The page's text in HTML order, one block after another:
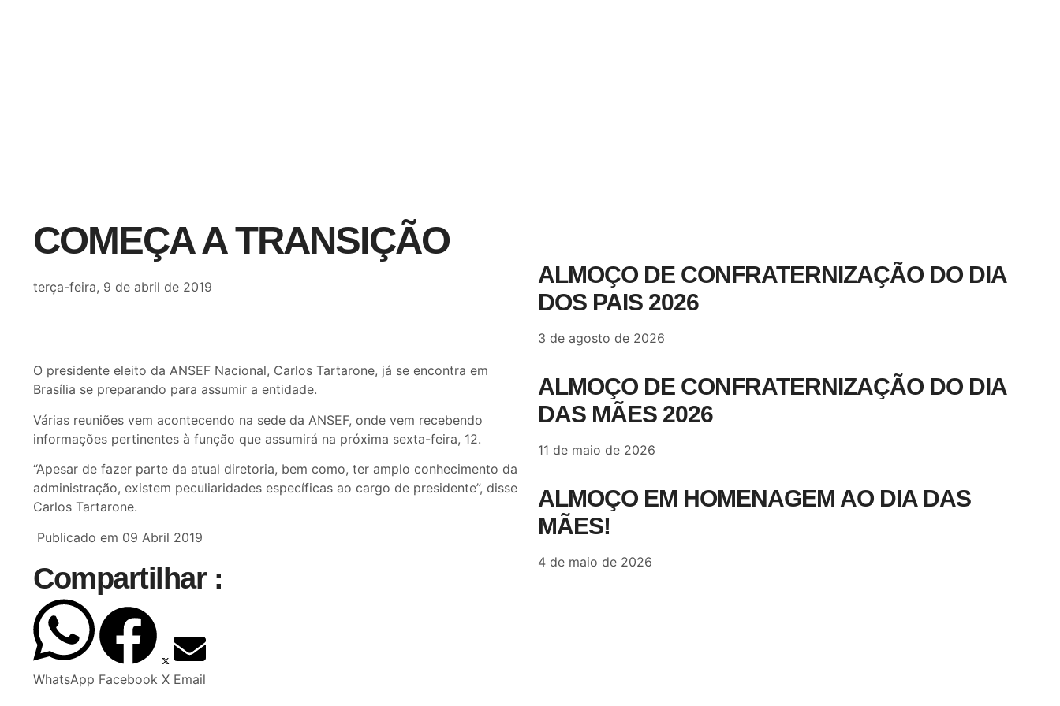
COMEÇA A TRANSIÇÃO
terça-feira, 9 de abril de 2019
O presidente eleito da ANSEF Nacional, Carlos Tartarone, já se encontra em
Brasília se preparando para assumir a entidade.
Várias reuniões vem acontecendo na sede da ANSEF, onde vem recebendo
informações pertinentes à função que assumirá na próxima sexta-feira, 12.
“Apesar de fazer parte da atual diretoria, bem como, ter amplo conhecimento da
administração, existem peculiaridades específicas ao cargo de presidente”, disse
Carlos Tartarone.
Publicado em 09 Abril 2019
Compartilhar :
WhatsApp Facebook X Email
ALMOÇO DE CONFRATERNIZAÇÃO DO DIA
DOS PAIS 2026
3 de agosto de 2026
ALMOÇO DE CONFRATERNIZAÇÃO DO DIA
DAS MÃES 2026
11 de maio de 2026
ALMOÇO EM HOMENAGEM AO DIA DAS
MÃES!
4 de maio de 2026